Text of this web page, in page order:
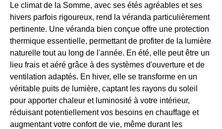
Le climat de la Somme, avec ses étés agréables et ses
hivers parfois rigoureux, rend la véranda particulièrement
pertinente. Une véranda bien conçue offre une protection
thermique essentielle, permettant de profiter de la lumière
naturelle tout au long de l'année. En été, elle peut être un
lieu frais et aéré grâce à des systèmes d'ouverture et de
ventilation adaptés. En hiver, elle se transforme en un
véritable puits de lumière, captant les rayons du soleil
pour apporter chaleur et luminosité à votre intérieur,
réduisant potentiellement vos besoins en chauffage et
augmentant votre confort de vie, même durant les